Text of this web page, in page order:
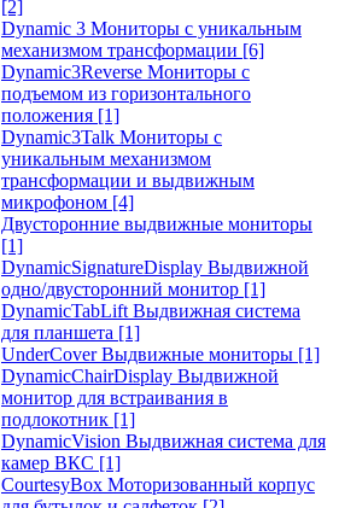
[2]
Dynamic 3 Мониторы с уникальным
механизмом трансформации [6]
Dynamic3Reverse Мониторы с
подъемом из горизонтального
положения [1]
Dynamic3Talk Мониторы с
уникальным механизмом
трансформации и выдвижным
микрофоном [4]
Двусторонние выдвижные мониторы
[1]
DynamicSignatureDisplay Выдвижной
одно/двусторонний монитор [1]
DynamicTabLift Выдвижная система
для планшета [1]
UnderCover Выдвижные мониторы [1]
DynamicChairDisplay Выдвижной
монитор для встраивания в
подлокотник [1]
DynamicVision Выдвижная система для
камер ВКС [1]
CourtesyBox Моторизованный корпус